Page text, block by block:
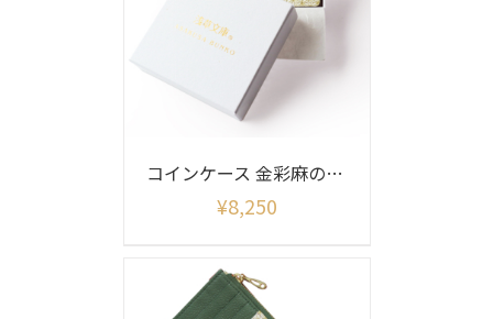
コインケース 金彩麻の葉柄
¥8,250